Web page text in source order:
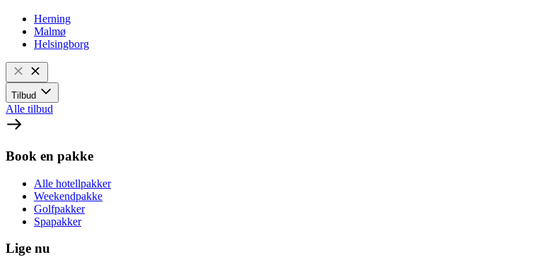
Herning
Malmø
Helsingborg
Tilbud
Alle tilbud
Book en pakke
Alle hotellpakker
Weekendpakke
Golfpakker
Spapakker
Lige nu